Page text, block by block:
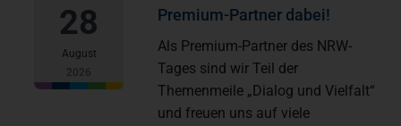
28
August
2026
Premium-Partner dabei!
Als Premium-Partner des NRW-
Tages sind wir Teil der
Themenmeile „Dialog und Vielfalt“
und freuen uns auf viele